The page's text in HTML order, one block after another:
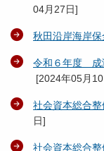
04月27日]
秋田沿岸海岸
令和６年度 成
[2024年05月10
社会資本総合
日]
社会資本総合